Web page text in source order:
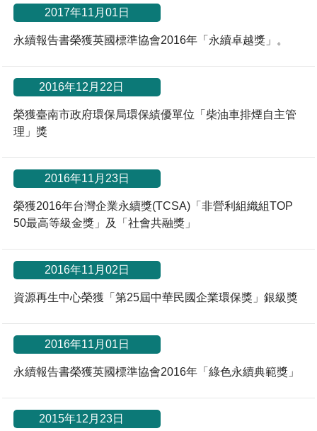
2017年11月01日
永續報告書榮獲英國標準協會2016年「永續卓越獎」。
2016年12月22日
榮獲臺南市政府環保局環保績優單位「柴油車排煙自主管
理」獎
2016年11月23日
榮獲2016年台灣企業永續獎(TCSA)「非營利組織組TOP
50最高等級金獎」及「社會共融獎」
2016年11月02日
資源再生中心榮獲「第25屆中華民國企業環保獎」銀級獎
2016年11月01日
永續報告書榮獲英國標準協會2016年「綠色永續典範獎」
2015年12月23日